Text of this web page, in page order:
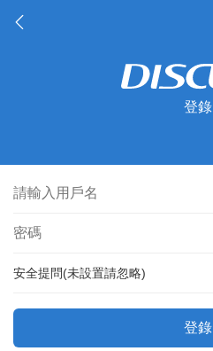
登錄
安全提問(未設置請忽略)
登錄